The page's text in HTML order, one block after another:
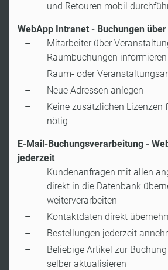
und Retouren mobil
WebApp Intranet - Buchungen
Mitarbeiter über
Raumbuchungen informieren
Raum- oder
Neue Adressen anlegen
Keine zusätzlichen Lizenzen
nötig
E-Mail-Buchungsverarbeitung -
jederzeit
Kundenanfragen mit allen
direkt in die Datenbank
weiterverarbeiten
Kontaktdaten direkt
Bestellungen jederzeit
Beliebige Artikel zur
selber aktualisieren